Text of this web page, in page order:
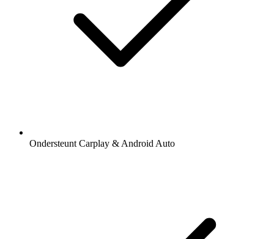
Ondersteunt Carplay & Android Auto